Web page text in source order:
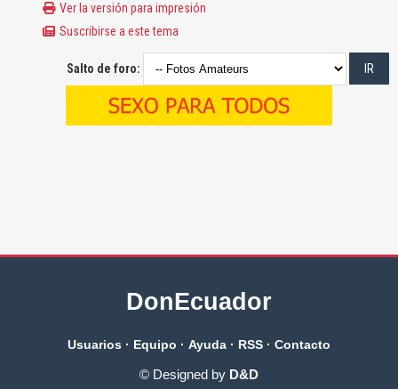
Ver la versión para impresión
Suscribirse a este tema
Salto de foro:
DonEcuador
Usuarios · Equipo · Ayuda · RSS · Contacto
© Designed by D&D